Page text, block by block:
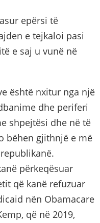
epërsi të
e tejkaloi pasi
e saj u vunë në
është nxitur nga një
dhe periferi
shpejtësi dhe në të
bëhen gjithnjë e më
përkeqësuar
që kanë refuzuar
nën Obamacare
që në 2019,